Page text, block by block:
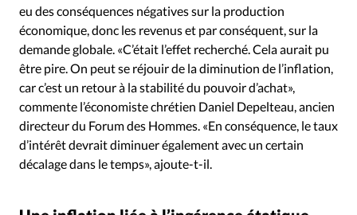
eu des conséquences négatives sur la production
économique, donc les revenus et par conséquent, sur la
demande globale. «C’était l’effet recherché. Cela aurait pu
être pire. On peut se réjouir de la diminution de l’inflation,
car c’est un retour à la stabilité du pouvoir d’achat»,
commente l’économiste chrétien Daniel Depelteau, ancien
directeur du Forum des Hommes. «En conséquence, le taux
d’intérêt devrait diminuer également avec un certain
décalage dans le temps», ajoute-t-il.